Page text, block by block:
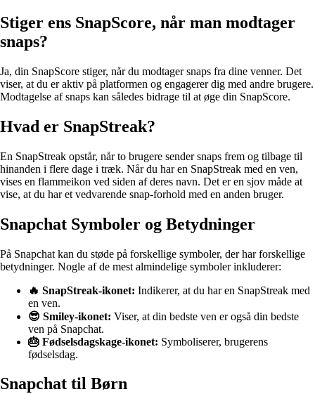
Stiger ens SnapScore, når man modtager
snaps?
Ja, din SnapScore stiger, når du modtager snaps fra dine venner. Det
viser, at du er aktiv på platformen og engagerer dig med andre brugere.
Modtagelse af snaps kan således bidrage til at øge din SnapScore.
Hvad er SnapStreak?
En SnapStreak opstår, når to brugere sender snaps frem og tilbage til
hinanden i flere dage i træk. Når du har en SnapStreak med en ven,
vises en flammeikon ved siden af deres navn. Det er en sjov måde at
vise, at du har et vedvarende snap-forhold med en anden bruger.
Snapchat Symboler og Betydninger
På Snapchat kan du støde på forskellige symboler, der har forskellige
betydninger. Nogle af de mest almindelige symboler inkluderer:
🔥 SnapStreak-ikonet: Indikerer, at du har en SnapStreak med
en ven.
😎 Smiley-ikonet: Viser, at din bedste ven er også din bedste
ven på Snapchat.
🎂 Fødselsdagskage-ikonet: Symboliserer, brugerens
fødselsdag.
Snapchat til Børn